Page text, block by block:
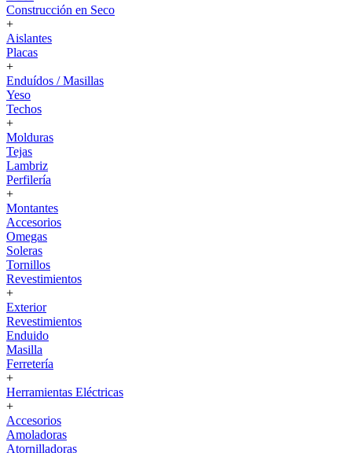
Construcción en Seco
+
Aislantes
Placas
+
Enduídos / Masillas
Yeso
Techos
+
Molduras
Tejas
Lambriz
Perfilería
+
Montantes
Accesorios
Omegas
Soleras
Tornillos
Revestimientos
+
Exterior
Revestimientos
Enduido
Masilla
Ferretería
+
Herramientas Eléctricas
+
Accesorios
Amoladoras
Atornilladoras